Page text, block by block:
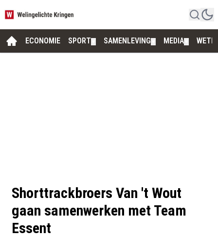
ECONOMIE SPORT SAMENLEVING MEDIA
Shorttrackbroers Van 't Wout
gaan samenwerken met Team
Essent